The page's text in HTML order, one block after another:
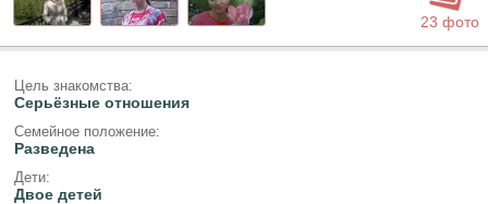
23 фото
Цель знакомства:
Серьёзные отношения
Семейное положение:
Разведена
Дети:
Двое детей